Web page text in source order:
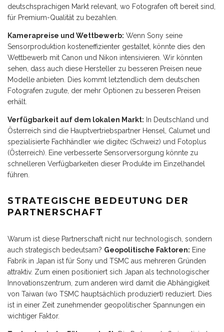
deutschsprachigen Markt relevant, wo Fotografen oft bereit sind,
für Premium-Qualität zu bezahlen.
Kamerapreise und Wettbewerb: Wenn Sony seine
Sensorproduktion kosteneffizienter gestaltet, könnte dies den
Wettbewerb mit Canon und Nikon intensivieren. Wir könnten
sehen, dass auch diese Hersteller zu besseren Preisen neue
Modelle anbieten. Dies kommt letztendlich dem deutschen
Fotografen zugute, der mehr Optionen zu besseren Preisen
erhält.
Verfügbarkeit auf dem lokalen Markt: In Deutschland und
Österreich sind die Hauptvertriebspartner Hensel, Calumet und
spezialisierte Fachhändler wie digitec (Schweiz) und Fotoplus
(Österreich). Eine verbesserte Sensorversorgung könnte zu
schnelleren Verfügbarkeiten dieser Produkte im Einzelhandel
führen.
STRATEGISCHE BEDEUTUNG DER
PARTNERSCHAFT
Warum ist diese Partnerschaft nicht nur technologisch, sondern
auch strategisch bedeutsam? Geopolitische Faktoren: Eine
Fabrik in Japan ist für Sony und TSMC aus mehreren Gründen
attraktiv. Zum einen positioniert sich Japan als technologischer
Innovationszentrum, zum anderen wird damit die Abhängigkeit
von Taiwan (wo TSMC hauptsächlich produziert) reduziert. Dies
ist in einer Zeit zunehmender geopolitischer Spannungen ein
wichtiger Faktor.